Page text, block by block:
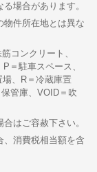
場合があります。
物件所在地とは異な
コンクリート、
＝駐車スペース、
、R＝冷蔵庫置
管庫、VOID＝吹
はご容赦下さい。
、消費税相当額を含